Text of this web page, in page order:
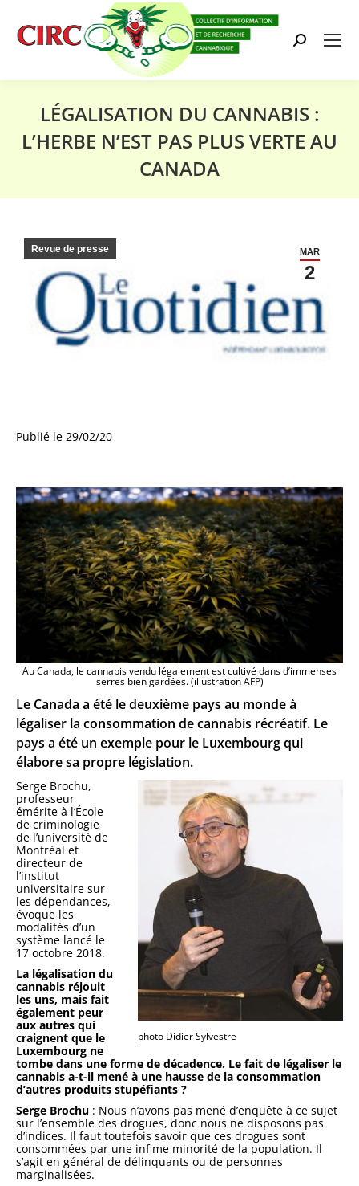
Search:
LÉGALISATION DU CANNABIS :
L’HERBE N’EST PAS PLUS VERTE AU
CANADA
MAR
2
Revue de presse
Publié le 29/02/20
Au Canada, le cannabis vendu légalement est cultivé dans d’immenses
serres bien gardées. (illustration AFP)
Le Canada a été le deuxième pays au monde à
légaliser la consommation de cannabis récréatif. Le
pays a été un exemple pour le Luxembourg qui
élabore sa propre législation.
photo Didier Sylvestre
Serge Brochu,
professeur
émérite à l’École
de criminologie
de l’université de
Montréal et
directeur de
l’institut
universitaire sur
les dépendances,
évoque les
modalités d’un
système lancé le
17 octobre 2018.
La légalisation du
cannabis réjouit
les uns, mais fait
également peur
aux autres qui
craignent que le
Luxembourg ne
tombe dans une forme de décadence. Le fait de légaliser le
cannabis a-t-il mené à une hausse de la consommation
d’autres produits stupéfiants ?
Serge Brochu : Nous n’avons pas mené d’enquête à ce sujet
sur l’ensemble des drogues, donc nous ne disposons pas
d’indices. Il faut toutefois savoir que ces drogues sont
consommées par une infime minorité de la population. Il
s’agit en général de délinquants ou de personnes
marginalisées.